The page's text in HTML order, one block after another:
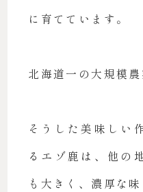
に育てています。
北海道一の大規模農
そうした美味しい
るエゾ鹿は、他の
も大きく、濃厚な味